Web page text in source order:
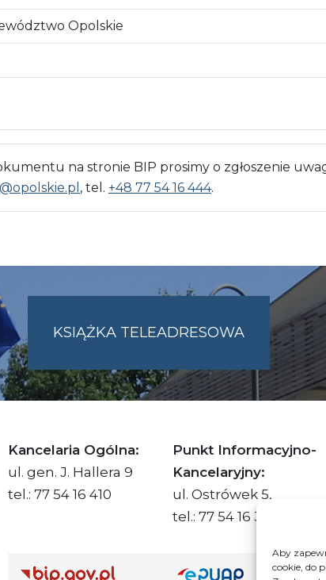
Aby
cookie, do
Opolskie
na stronie BIP prosimy o zgłoszenie
, tel. +48 77 54 16 444.
KSIĄŻKA TELEADRESOWA
Kancelaria Ogólna:
ul. gen. J. Hallera 9
tel.: 77 54 16 410
Punkt Informacyjno-
Kancelaryjny:
ul. Ostrówek 5,
tel.: 77 54 16 332